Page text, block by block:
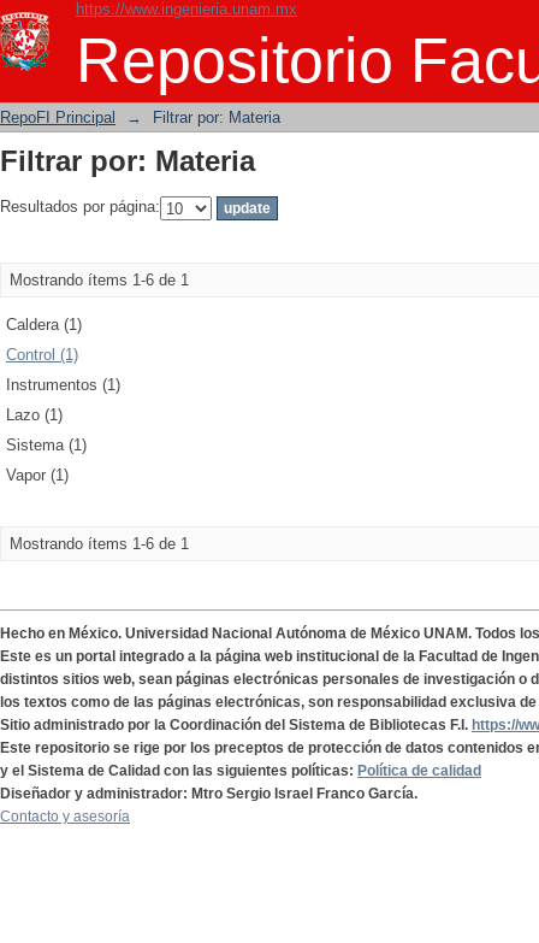
https://www.ingenieria.unam.mx
Repositorio
Filtrar por: Materia
RepoFI Principal → Filtrar por: Materia
Filtrar por: Materia
Resultados por página:
Mostrando ítems 1-6 de 1
Caldera (1)
Control (1)
Instrumentos (1)
Lazo (1)
Sistema (1)
Vapor (1)
Mostrando ítems 1-6 de 1
Hecho en México. Universidad Nacional Autónoma de México UNAM. Todos
Este es un portal integrado a la página web institucional de la Facultad de
distintos sitios web, sean páginas electrónicas personales de investigación o
los textos como de las páginas electrónicas, son responsabilidad exclusiva
Sitio administrado por la Coordinación del Sistema de Bibliotecas F.I. https://
Este repositorio se rige por los preceptos de protección de datos contenidos
y el Sistema de Calidad con las siguientes políticas: Política de calidad
Diseñador y administrador: Mtro Sergio Israel Franco García.
Contacto y asesoría